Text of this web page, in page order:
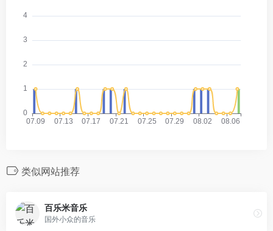
类似网站推荐
百乐米音乐
国外小众的音乐